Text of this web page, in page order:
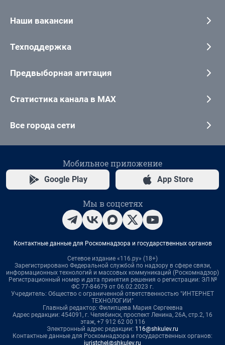
Наши вакансии
Техподдержка
Предвыборная агитация
Статистика канала в MAX
Все города сети
Мобильное приложение
Google Play App Store
Мы в соцсетях
Контактные данные для Роскомнадзора и государственных органов
Сетевое издание «116.ру» (18+)
Зарегистрировано Федеральной службой по надзору в сфере связи,
информационных технологий и массовых коммуникаций (Роскомнадзор)
Регистрационный номер и дата принятия решения о регистрации: ЭЛ №
ФС 77-84679 от 06.02.2023 г.
Учредитель: Общество с ограниченной ответственностью "ИНТЕРНЕТ
ТЕХНОЛОГИИ"
Главный редактор: Филипцева Мария Сергеевна
Адрес редакции: 454091, г. Челябинск, проспект Ленина, 26А, стр.2, 16
этаж, +7 912 62 00 116
Электронный адрес редакции: 116@shkulev.ru
Контактные данные для Роскомнадзора и государственных органов:
juristchel@shkulev.ru